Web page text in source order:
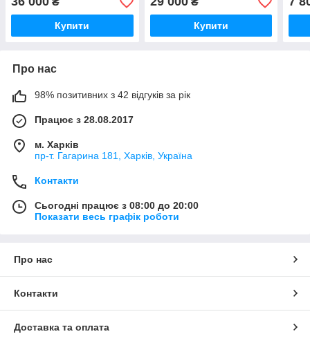
Купити Купити
Про нас
98% позитивних з 42 відгуків за рік
Працює з 28.08.2017
м. Харків
пр-т. Гагарина 181, Харків, Україна
Контакти
Сьогодні працює з 08:00 до 20:00
Показати весь графік роботи
Про нас
Контакти
Доставка та оплата